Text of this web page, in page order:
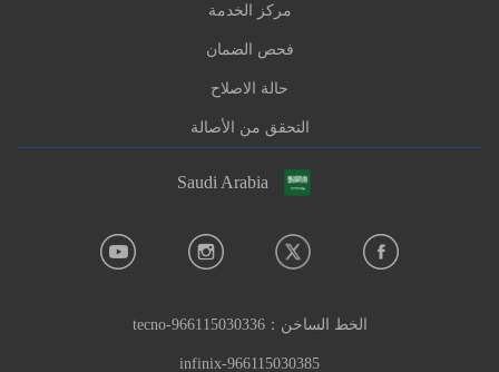
مركز الخدمة
فحص الضمان
حالة الاصلاح
التحقق من الأصالة
Saudi Arabia
الخط الساخن：966115030336-tecno
966115030385-infinix